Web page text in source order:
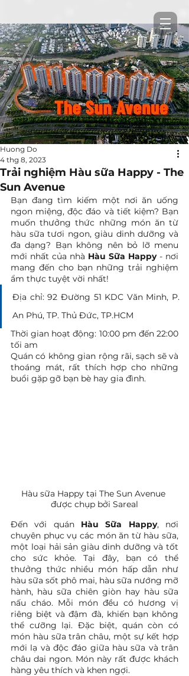
Trải nghiệm Hàu sữa Happy - The
Sun Avenue
Huong Do
4 thg 8, 2023
Bạn đang tìm kiếm một nơi ăn uống
ngon miệng, độc đáo và tiết kiệm? Bạn
muốn thưởng thức những món ăn từ
hàu sữa tươi ngon, giàu dinh dưỡng và
đa dạng? Bạn không nên bỏ lỡ menu
mới nhất của nhà Hàu Sữa Happy - nơi
mang đến cho bạn những trải nghiệm
ẩm thực tuyệt vời nhất!
Địa chỉ: 92 Đường 51 KDC Văn Minh, P.
An Phú, TP. Thủ Đức, TP.HCM
Thời gian hoạt động: 10:00 pm đến 22:00
tối am
Quán có không gian rộng rãi, sạch sẽ và
thoáng mát, rất thích hợp cho những
buổi gặp gỡ bạn bè hay gia đình.
Hàu sữa Happy tại The Sun Avenue
được chụp bởi Sareal
Đến với quán Hàu Sữa Happy, nơi
chuyên phục vụ các món ăn từ hàu sữa,
một loại hải sản giàu dinh dưỡng và tốt
cho sức khỏe. Tại đây, bạn có thể
thưởng thức nhiều món hấp dẫn như
hàu sữa sốt phô mai, hàu sữa nướng mỡ
hành, hàu sữa chiên giòn hay hàu sữa
nấu cháo. Mỗi món đều có hương vị
riêng biệt và đậm đà, khiến bạn không
thể cưỡng lại. Đặc biệt, quán còn có
món hàu sữa trân châu, một sự kết hợp
mới lạ và độc đáo giữa hàu sữa và trân
châu dai ngon. Món này rất được khách
hàng yêu thích và khen ngợi.